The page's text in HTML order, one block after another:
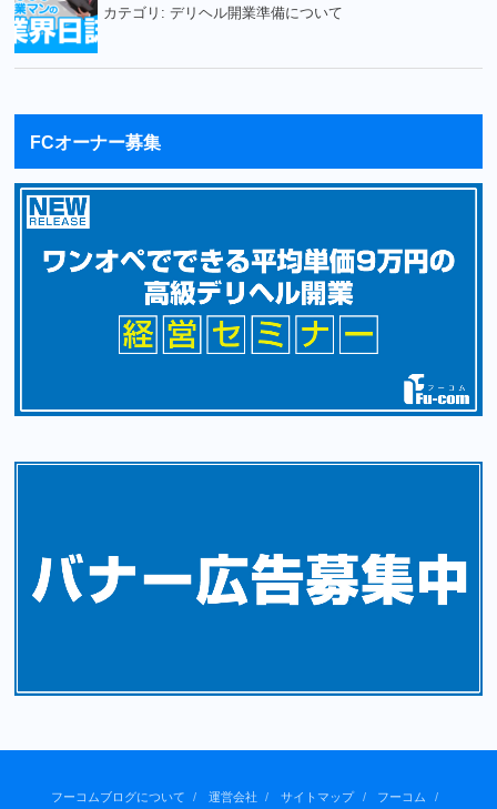
カテゴリ:デリヘル開業準備について
FCオーナー募集
フーコムブログについて 運営会社 サイトマップ フーコム